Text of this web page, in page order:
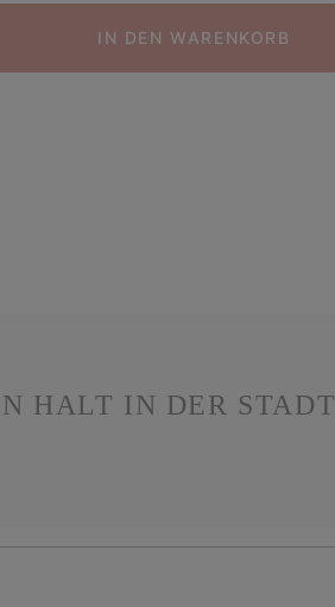
IN DEN WARENKORB
HALT IN DER STADT